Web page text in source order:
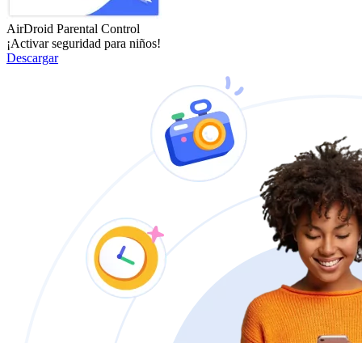
AirDroid Parental Control
¡Activar seguridad para niños!
Descargar